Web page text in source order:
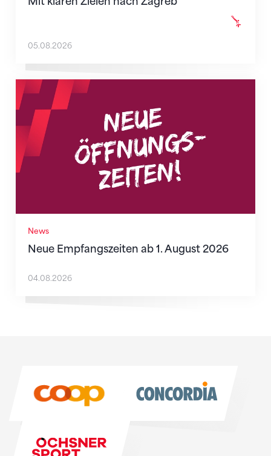
05.08.2026
News
Neue Empfangszeiten ab 1. August 2026
Neue Empfangszeiten ab 1. August 2026
04.08.2026